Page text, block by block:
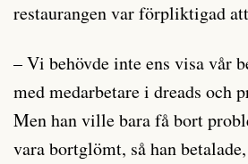
restaurangen var förpliktigad
– Vi behövde inte ens visa vår
med medarbetare i dreads och
Men han ville bara få bort
vara bortglömt, så han